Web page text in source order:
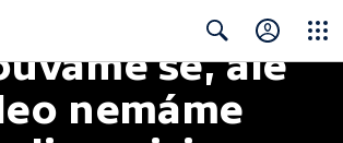
Search
se, ale
nemáme